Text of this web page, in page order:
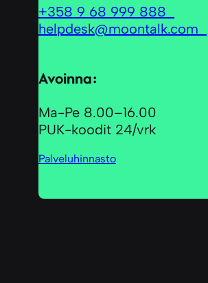
+358 9 68 999 888
helpdesk@moontalk.com
Avoinna:
Ma-Pe 8.00–16.00
PUK-koodit 24/vrk
Palveluhinnasto